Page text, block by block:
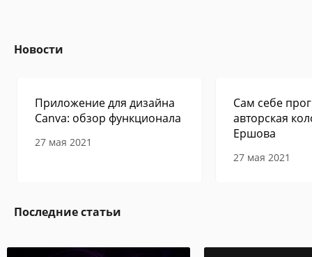
Новости
Приложение для дизайна
Canva: обзор функционала
27 мая 2021
Сам себе
авторская
Ершова
27 мая 2021
Последние статьи